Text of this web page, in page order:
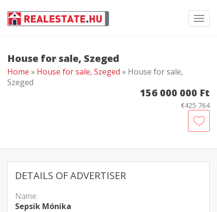
House for sale, Szeged
Home » House for sale, Szeged » House for sale,
Szeged
156 000 000 Ft
€425 764
DETAILS OF ADVERTISER
Name:
Sepsik Mónika